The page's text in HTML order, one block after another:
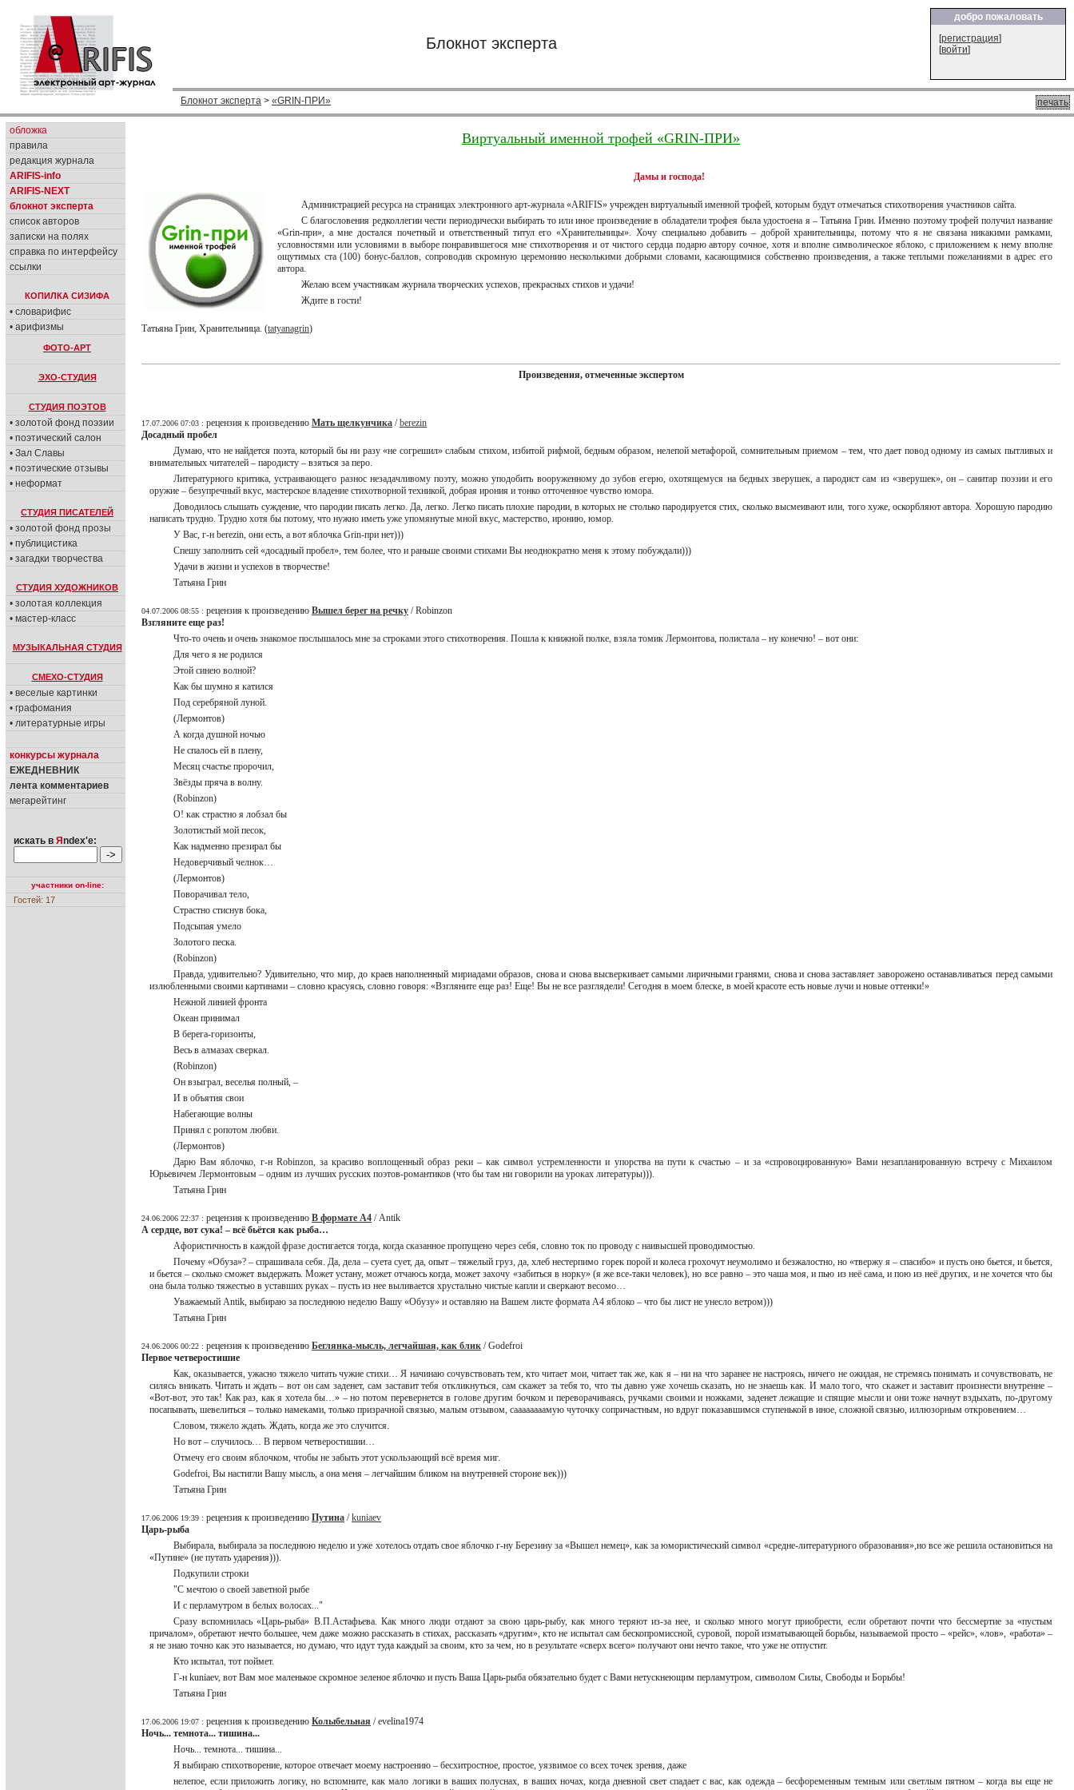
Блокнот эксперта
добро пожаловать
[регистрация]
[войти]
печать
Блокнот эксперта > «GRIN-ПРИ»
обложка
правила
редакция журнала
ARIFIS-info
ARIFIS-NEXT
блокнот эксперта
список авторов
записки на полях
справка по интерфейсу
ссылки
КОПИЛКА СИЗИФА
• словарифис
• арифизмы
ФОТО-АРТ
ЭХО-СТУДИЯ
СТУДИЯ ПОЭТОВ
• золотой фонд поэзии
• поэтический салон
• Зал Славы
• поэтические отзывы
• неформат
СТУДИЯ ПИСАТЕЛЕЙ
• золотой фонд прозы
• публицистика
• загадки творчества
СТУДИЯ ХУДОЖНИКОВ
• золотая коллекция
• мастер-класс
МУЗЫКАЛЬНАЯ СТУДИЯ
СМЕХО-СТУДИЯ
• веселые картинки
• графомания
• литературные игры
конкурсы журнала
ЕЖЕДНЕВНИК
лента комментариев
мегарейтинг
искать в Я ndex'е:
участники on-line:
Гостей: 17
Виртуальный именной трофей «GRIN-ПРИ»
Дамы и господа!
Администрацией ресурса на страницах электронного арт-журнала «ARIFIS» учрежден виртуальный именной трофей, которым будут отмечаться стихотворения участников сайта.
С благословения редколлегии чести периодически выбирать то или иное произведение в обладатели трофея была удостоена я – Татьяна Грин. Именно поэтому трофей получил название
«Grin-при», а мне достался почетный и ответственный титул его «Хранительницы». Хочу специально добавить – доброй хранительницы, потому что я не связана никакими рамками,
условностями или условиями в выборе понравившегося мне стихотворения и от чистого сердца подарю автору сочное, хотя и вполне символическое яблоко, с приложением к нему вполне
ощутимых ста (100) бонус-баллов, сопроводив скромную церемонию несколькими добрыми словами, касающимися собственно произведения, а также теплыми пожеланиями в адрес его
автора.
Желаю всем участникам журнала творческих успехов, прекрасных стихов и удачи!
Ждите в гости!
Татьяна Грин, Хранительница. (tatyanagrin)
Произведения, отмеченные экспертом
17.07.2006 07:03 : рецензия к произведению Мaть щелкунчикa /berezin
Досадный пробел
Думаю, что не найдется поэта, который бы ни разу «не согрешил» слабым стихом, избитой рифмой, бедным образом, нелепой метафорой, сомнительным приемом – тем, что дает повод одному из самых пытливых и
внимательных читателей – пародисту – взяться за перо.
Литературного критика, устраивающего разнос незадачливому поэту, можно уподобить вооруженному до зубов егерю, охотящемуся на бедных зверушек, а пародист сам из «зверушек», он – санитар поэзии и его
оружие – безупречный вкус, мастерское владение стихотворной техникой, добрая ирония и тонко отточенное чувство юмора.
Доводилось слышать суждение, что пародии писать легко. Да, легко. Легко писать плохие пародии, в которых не столько пародируется стих, сколько высмеивают или, того хуже, оскорбляют автора. Хорошую пародию
написать трудно. Трудно хотя бы потому, что нужно иметь уже упомянутые мной вкус, мастерство, иронию, юмор.
У Вас, г-н berezin, они есть, а вот яблочка Grin-при нет)))
Спешу заполнить сей «досадный пробел», тем более, что и раньше своими стихами Вы неоднократно меня к этому побуждали)))
Удачи в жизни и успехов в творчестве!
Татьяна Грин
04.07.2006 08:55 : рецензия к произведению Вышел берег на речку / Robinzon
Взгляните еще раз!
Что-то очень и очень знакомое послышалось мне за строками этого стихотворения. Пошла к книжной полке, взяла томик Лермонтова, полистала – ну конечно! – вот они:
Для чего я не родился
Этой синею волной?
Как бы шумно я катился
Под серебряной луной.
(Лермонтов)
А когда душной ночью
Не спалось ей в плену,
Месяц счастье пророчил,
Звёзды пряча в волну.
(Robinzon)
О! как страстно я лобзал бы
Золотистый мой песок,
Как надменно презирал бы
Недоверчивый челнок…
(Лермонтов)
Поворачивал тело,
Страстно стиснув бока,
Подсыпая умело
Золотого песка.
(Robinzon)
Правда, удивительно? Удивительно, что мир, до краев наполненный мириадами образов, снова и снова высверкивает самыми лиричными гранями, снова и снова заставляет заворожено останавливаться перед самыми
излюбленными своими картинами – словно красуясь, словно говоря: «Взгляните еще раз! Еще! Вы не все разглядели! Сегодня в моем блеске, в моей красоте есть новые лучи и новые оттенки!»
Нежной линией фронта
Океан принимал
В берега-горизонты,
Весь в алмазах сверкал.
(Robinzon)
Он взыграл, веселья полный, –
И в объятия свои
Набегающие волны
Принял с ропотом любви.
(Лермонтов)
Дарю Вам яблочко, г-н Robinzon, за красиво воплощенный образ реки – как символ устремленности и упорства на пути к счастью – и за «спровоцированную» Вами незапланированную встречу с Михаилом
Юрьевичем Лермонтовым – одним из лучших русских поэтов-романтиков (что бы там ни говорили на уроках литературы))).
Татьяна Грин
24.06.2006 22:37 : рецензия к произведению В формате А4 / Antik
А сердце, вот сука! – всё бьётся как рыба…
Афористичность в каждой фразе достигается тогда, когда сказанное пропущено через себя, словно ток по проводу с наивысшей проводимостью.
Почему «Обуза»? – спрашивала себя. Да, дела – суета сует, да, опыт – тяжелый груз, да, хлеб нестерпимо горек порой и колеса грохочут неумолимо и безжалостно, но «твержу я – спасибо» и пусть оно бьется, и бьется,
и бьется – сколько сможет выдержать. Может устану, может отчаюсь когда, может захочу «забиться в норку» (я же все-таки человек), но все равно – это чаша моя, и пью из неё сама, и пою из неё других, и не хочется что бы
она была только тяжестью в уставших руках – пусть из нее выливается хрустально чистые капли и сверкают весомо…
Уважаемый Antik, выбираю за последнюю неделю Вашу «Обузу» и оставляю на Вашем листе формата А4 яблоко – что бы лист не унесло ветром)))
Татьяна Грин
24.06.2006 00:22 : рецензия к произведению Беглянка-мысль, легчайшая, как блик / Godefroi
Первое четверостишие
Как, оказывается, ужасно тяжело читать чужие стихи… Я начинаю сочувствовать тем, кто читает мои, читает так же, как я – ни на что заранее не настроясь, ничего не ожидая, не стремясь понимать и сочувствовать, не
силясь вникать. Читать и ждать – вот он сам заденет, сам заставит тебя откликнуться, сам скажет за тебя то, что ты давно уже хочешь сказать, но не знаешь как. И мало того, что скажет и заставит произнести внутренне –
«Вот-вот, это так! Как раз, как я хотела бы…» – но потом перевернется в голове другим бочком и переворачиваясь, ручками своими и ножками, заденет лежащие и спящие мысли и они тоже начнут вздыхать, по-другому
посапывать, шевелиться – только намеками, только призрачной связью, малым отзывом, саааааааамую чуточку сопричастным, но вдруг показавшимся ступенькой в иное, сложной связью, иллюзорным откровением…
Словом, тяжело ждать. Ждать, когда же это случится.
Но вот – случилось… В первом четверостишии…
Отмечу его своим яблочком, чтобы не забыть этот ускользающий всё время миг.
Godefroi, Вы настигли Вашу мысль, а она меня – легчайшим бликом на внутренней стороне век)))
Татьяна Грин
17.06.2006 19:39 : рецензия к произведению Путина /kuniaev
Царь-рыба
Выбирала, выбирала за последнюю неделю и уже хотелось отдать свое яблочко г-ну Березину за «Вышел немец», как за юмористический символ «средне-литературного образования»,но все же решила остановиться на
«Путине» (не путать ударения))).
Подкупили строки
"С мечтою о своей заветной рыбе
И с перламутром в белых волосах..."
Сразу вспомнилась «Царь-рыба» В.П.Астафьева. Как много люди отдают за свою царь-рыбу, как много теряют из-за нее, и сколько много могут приобрести, если обретают почти что бессмертие за «пустым
причалом», обретают нечто большее, чем даже можно рассказать в стихах, рассказать «другим», кто не испытал сам бескопромиссной, суровой, порой изматывающей борьбы, называемой просто – «рейс», «лов», «работа» –
я не знаю точно как это называется, но думаю, что идут туда каждый за своим, кто за чем, но в результате «сверх всего» получают они нечто такое, что уже не отпустит.
Кто испытал, тот поймет.
Г-н kuniaev, вот Вам мое маленькое скромное зеленое яблочко и пусть Ваша Царь-рыба обязательно будет с Вами нетускнеющим перламутром, символом Силы, Свободы и Борьбы!
Татьяна Грин
17.06.2006 19:07 : рецензия к произведению Колыбельная / evelina1974
Ночь... темнота... тишина...
Ночь... темнота... тишина...
Я выбираю стихотворение, которое отвечает моему настроению – бесхитростное, простое, уязвимое со всех точек зрения, даже
нелепое, если приложить логику, но вспомните, как мало логики в ваших полуснах, в ваших ночах, когда дневной свет спадает с вас, как одежда – бесфоременным темным или светлым пятном – когда вы еще не